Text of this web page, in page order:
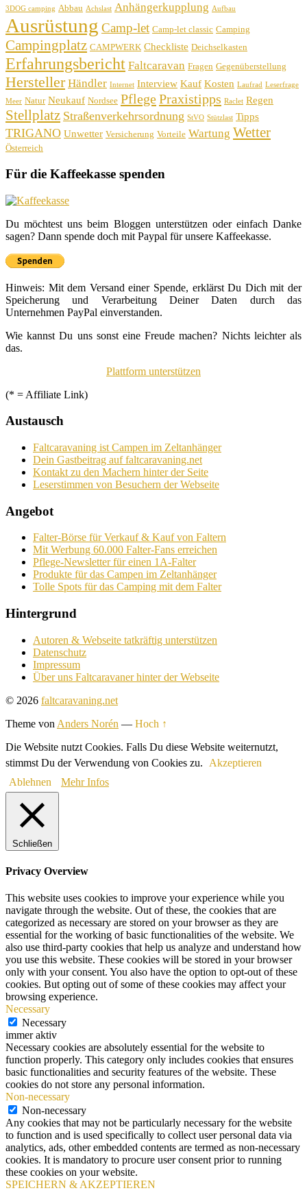
3DOG camping Abbau Achslast Anhängerkupplung Aufbau
Ausrüstung Camp-let Camp-let classic Camping
Campingplatz CAMPWERK Checkliste Deichselkasten
Erfahrungsbericht Faltcaravan Fragen Gegenüberstellung
Hersteller Händler Internet Interview Kauf Kosten Laufrad Leserfrage
Meer Natur Neukauf Nordsee PflegePraxistipps Raclet Regen
Stellplatz Straßenverkehrsordnung StVO Stützlast Tipps
TRIGANO Unwetter Versicherung Vorteile Wartung Wetter
Österreich
Für die Kaffeekasse spenden
Du möchtest uns beim Bloggen unterstützen oder einfach Danke
sagen? Dann spende doch mit Paypal für unsere Kaffeekasse.
Hinweis: Mit dem Versand einer Spende, erklärst Du Dich mit der
Speicherung und Verarbeitung Deiner Daten durch das
Unternehmen PayPal einverstanden.
Wie kannst Du uns sonst eine Freude machen? Nichts leichter als
das.
Plattform unterstützen
(* = Affiliate Link)
Austausch
Faltcaravaning ist Campen im Zeltanhänger
Dein Gastbeitrag auf faltcaravaning.net
Kontakt zu den Machern hinter der Seite
Leserstimmen von Besuchern der Webseite
Angebot
Falter-Börse für Verkauf & Kauf von Faltern
Mit Werbung 60.000 Falter-Fans erreichen
Pflege-Newsletter für einen 1A-Falter
Produkte für das Campen im Zeltanhänger
Tolle Spots für das Camping mit dem Falter
Hintergrund
Autoren & Webseite tatkräftig unterstützen
Datenschutz
Impressum
Über uns Faltcaravaner hinter der Webseite
© 2026 faltcaravaning.net
Theme von Anders Norén — Hoch ↑
Die Website nutzt Cookies. Falls Du diese Website weiternutzt,
stimmst Du der Verwendung von Cookies zu.
Akzeptieren
Ablehnen
Mehr Infos
Schließen
Privacy Overview
This website uses cookies to improve your experience while you
navigate through the website. Out of these, the cookies that are
categorized as necessary are stored on your browser as they are
essential for the working of basic functionalities of the website. We
also use third-party cookies that help us analyze and understand how
you use this website. These cookies will be stored in your browser
only with your consent. You also have the option to opt-out of these
cookies. But opting out of some of these cookies may affect your
browsing experience.
Necessary
Necessary
immer aktiv
Necessary cookies are absolutely essential for the website to
function properly. This category only includes cookies that ensures
basic functionalities and security features of the website. These
cookies do not store any personal information.
Non-necessary
Non-necessary
Any cookies that may not be particularly necessary for the website
to function and is used specifically to collect user personal data via
analytics, ads, other embedded contents are termed as non-necessary
cookies. It is mandatory to procure user consent prior to running
these cookies on your website.
SPEICHERN & AKZEPTIEREN